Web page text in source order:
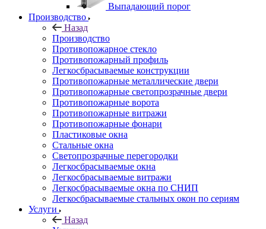
Выпадающий порог
Производство
Назад
Производство
Противопожарное стекло
Противопожарный профиль
Легкосбрасываемые конструкции
Противопожарные металлические двери
Противопожарные светопрозрачные двери
Противопожарные ворота
Противопожарные витражи
Противопожарные фонари
Пластиковые окна
Стальные окна
Светопрозрачные перегородки
Легкосбрасываемые окна
Легкосбрасываемые витражи
Легкосбрасываемые окна по СНИП
Легкосбрасываемые стальных окон по сериям
Услуги
Назад